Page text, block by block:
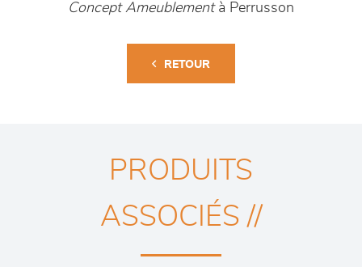
Concept Ameublement à Perrusson
RETOUR
PRODUITS
ASSOCIÉS //